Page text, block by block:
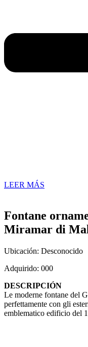
LEER MÁS
Fontane
Miramar di
Ubicación: Desconocido
Adquirido: 000
DESCRIPCIÓN
Le moderne fontane del
perfettamente con gli
emblematico edificio del